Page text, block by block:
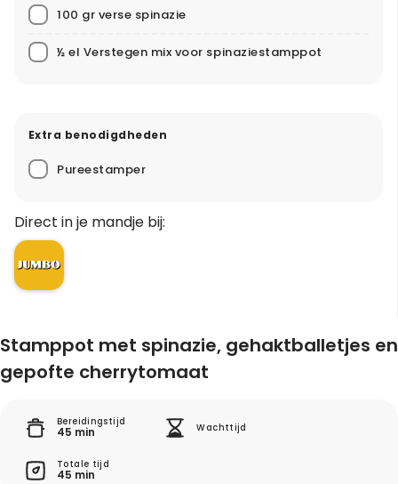
100 gr verse spinazie
½ el Verstegen mix voor spinaziestamppot
Extra benodigdheden
Pureestamper
Direct in je mandje bij:
Stamppot met spinazie, gehaktballetjes en
gepofte cherrytomaat
Bereidingstijd
45 min Wachttijd
Totale tijd
45 min